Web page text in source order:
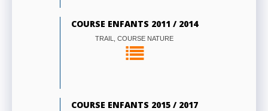
COURSE ENFANTS 2011 / 2014
TRAIL, COURSE NATURE
COURSE ENFANTS 2015 / 2017